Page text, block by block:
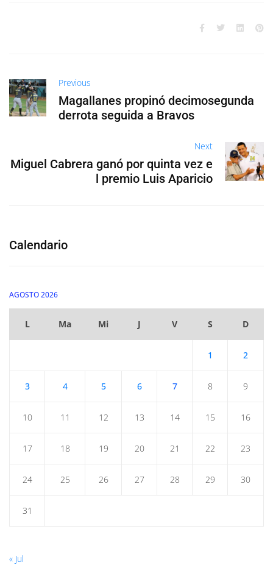
Previous
Magallanes propinó decimosegunda
derrota seguida a Bravos
Next
Miguel Cabrera ganó por quinta vez e
l premio Luis Aparicio
Calendario
AGOSTO 2026
L Ma Mi J V S D
1 2
3 4 5 6 7 8 9
10 11 12 13 14 15 16
17 18 19 20 21 22 23
24 25 26 27 28 29 30
31
« Jul